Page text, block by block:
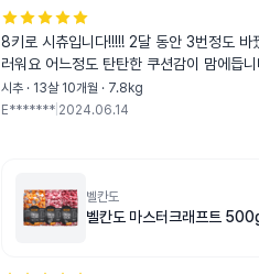
8키로 시츄입니다!!!!! 2달 동안 3번정도 바
러워요 어느정도 탄탄한 쿠션감이 맘에듭
시추 · 13살 10개월 · 7.8kg
E******* 2024.06.14
벨칸도
벨칸도 마스터크래프트